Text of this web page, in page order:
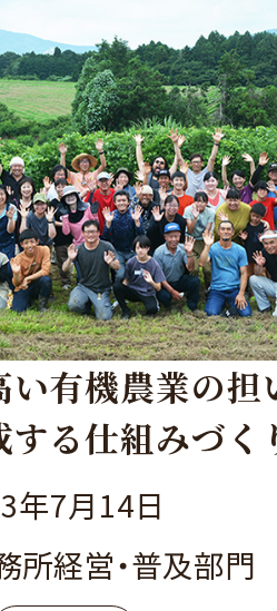
い有機農業の担
する仕組みづく
有機栽培部会
年7月14日
所経営・普及部門